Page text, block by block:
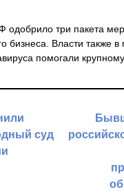
одобрило три пакета
бизнеса. Власти также в
помогали
суд